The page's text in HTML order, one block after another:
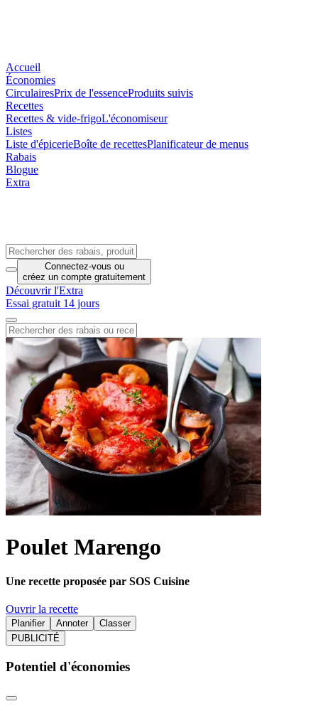
Accueil
Économies
CirculairesPrix de l'essenceProduits suivis
Recettes
Recettes & vide-frigoL'économiseur
Listes
Liste d'épicerieBoîte de recettesPlanificateur de menus
Rabais
Blogue
Extra
Connectez-vous ou
créez un compte gratuitement
Découvrir l'Extra
Essai gratuit 14 jours
Poulet Marengo
Une recette proposée par SOS Cuisine
Ouvrir la recette
Planifier Annoter
Classer
PUBLICITÉ
Potentiel d'économies